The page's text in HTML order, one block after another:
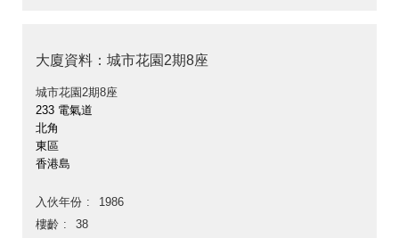
大廈資料：城市花園2期8座
城市花園2期8座
233 電氣道
北角
東區
香港島
入伙年份
1986
樓齡
38